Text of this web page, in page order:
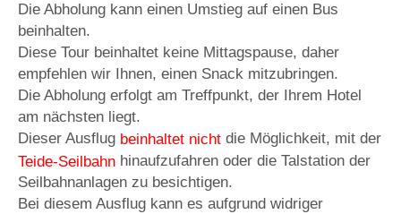
Die Abholung kann einen Umstieg auf einen Bus
beinhalten.
Diese Tour beinhaltet keine Mittagspause, daher
empfehlen wir Ihnen, einen Snack mitzubringen.
Die Abholung erfolgt am Treffpunkt, der Ihrem Hotel
am nächsten liegt.
Dieser Ausflug beinhaltet nicht die Möglichkeit, mit der
Teide-Seilbahn hinaufzufahren oder die Talstation der
Seilbahnanlagen zu besichtigen.
Bei diesem Ausflug kann es aufgrund widriger